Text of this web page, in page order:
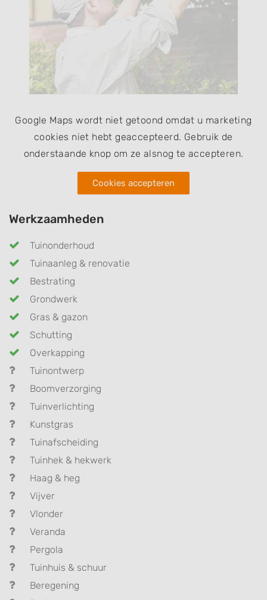
Google Maps wordt niet getoond omdat u marketing
cookies niet hebt geaccepteerd. Gebruik de
onderstaande knop om ze alsnog te accepteren.
Cookies accepteren
Werkzaamheden
Tuinonderhoud
Tuinaanleg & renovatie
Bestrating
Grondwerk
Gras & gazon
Schutting
Overkapping
Tuinontwerp
Boomverzorging
Tuinverlichting
Kunstgras
Tuinafscheiding
Tuinhek & hekwerk
Haag & heg
Vijver
Vlonder
Veranda
Pergola
Tuinhuis & schuur
Beregening